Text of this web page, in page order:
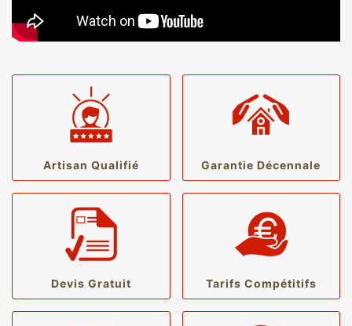
Artisan Qualifié Garantie Décennale
Devis Gratuit Tarifs Compétitifs